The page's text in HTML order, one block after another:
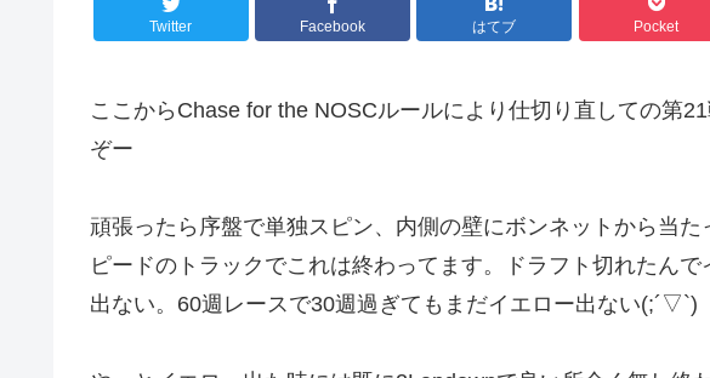
Twitter Facebook はてブ Pocket
ここからChase for the NOSCルールにより仕切り直しての第
ぞー
頑張ったら序盤で単独スピン、内側の壁にボンネットから当
ピードのトラックでこれは終わってます。ドラフト切れたん
出ない。60週レースで30週過ぎてもまだイエロー出ない(;´▽`)